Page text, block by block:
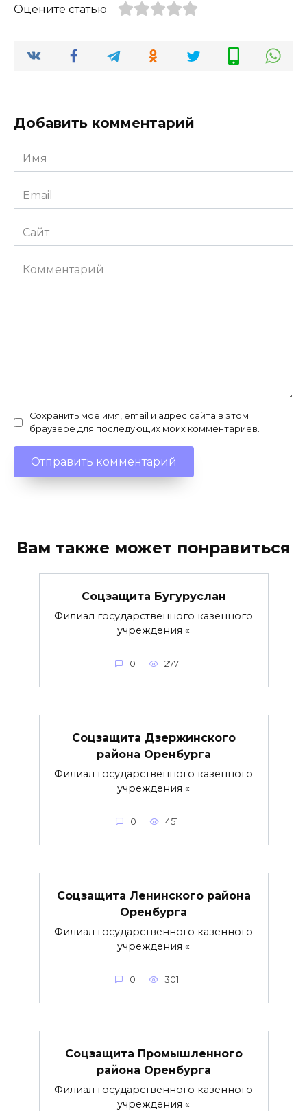
Оцените статью
Добавить комментарий
Имя
*
Email
*
Сайт
Комментарий
Сохранить моё имя, email и адрес сайта в этом
браузере для последующих моих комментариев.
Вам также может понравиться
Соцзащита Бугуруслан
Филиал государственного казенного
учреждения «
0 277
Соцзащита Дзержинского
района Оренбурга
Филиал государственного казенного
учреждения «
0 451
Соцзащита Ленинского района
Оренбурга
Филиал государственного казенного
учреждения «
0 301
Соцзащита Промышленного
района Оренбурга
Филиал государственного казенного
учреждения «